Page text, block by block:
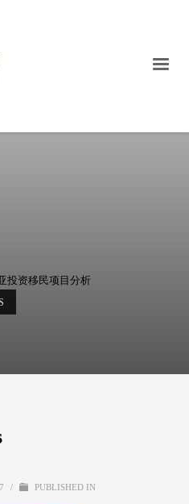
投资移民项目分析
/ PUBLISHED IN